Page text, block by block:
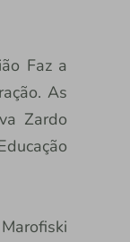
Faz a
As
Zardo